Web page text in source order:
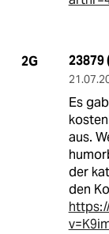
2G
Es
aus.
der
den